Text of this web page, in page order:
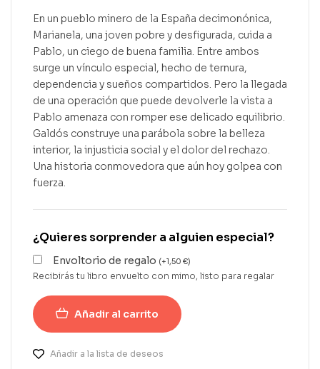
En un pueblo minero de la España decimonónica,
Marianela, una joven pobre y desfigurada, cuida a
Pablo, un ciego de buena familia. Entre ambos
surge un vínculo especial, hecho de ternura,
dependencia y sueños compartidos. Pero la llegada
de una operación que puede devolverle la vista a
Pablo amenaza con romper ese delicado equilibrio.
Galdós construye una parábola sobre la belleza
interior, la injusticia social y el dolor del rechazo.
Una historia conmovedora que aún hoy golpea con
fuerza.
¿Quieres sorprender a alguien especial?
Envoltorio de regalo (+1,50 €)
Recibirás tu libro envuelto con mimo, listo para regalar
Añadir al carrito
Añadir a la lista de deseos